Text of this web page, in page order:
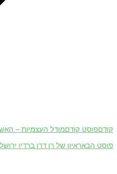
קודםפוסט קודםמודל העצמיות –
פוסט הבאראיון של רן דרן ברדיו